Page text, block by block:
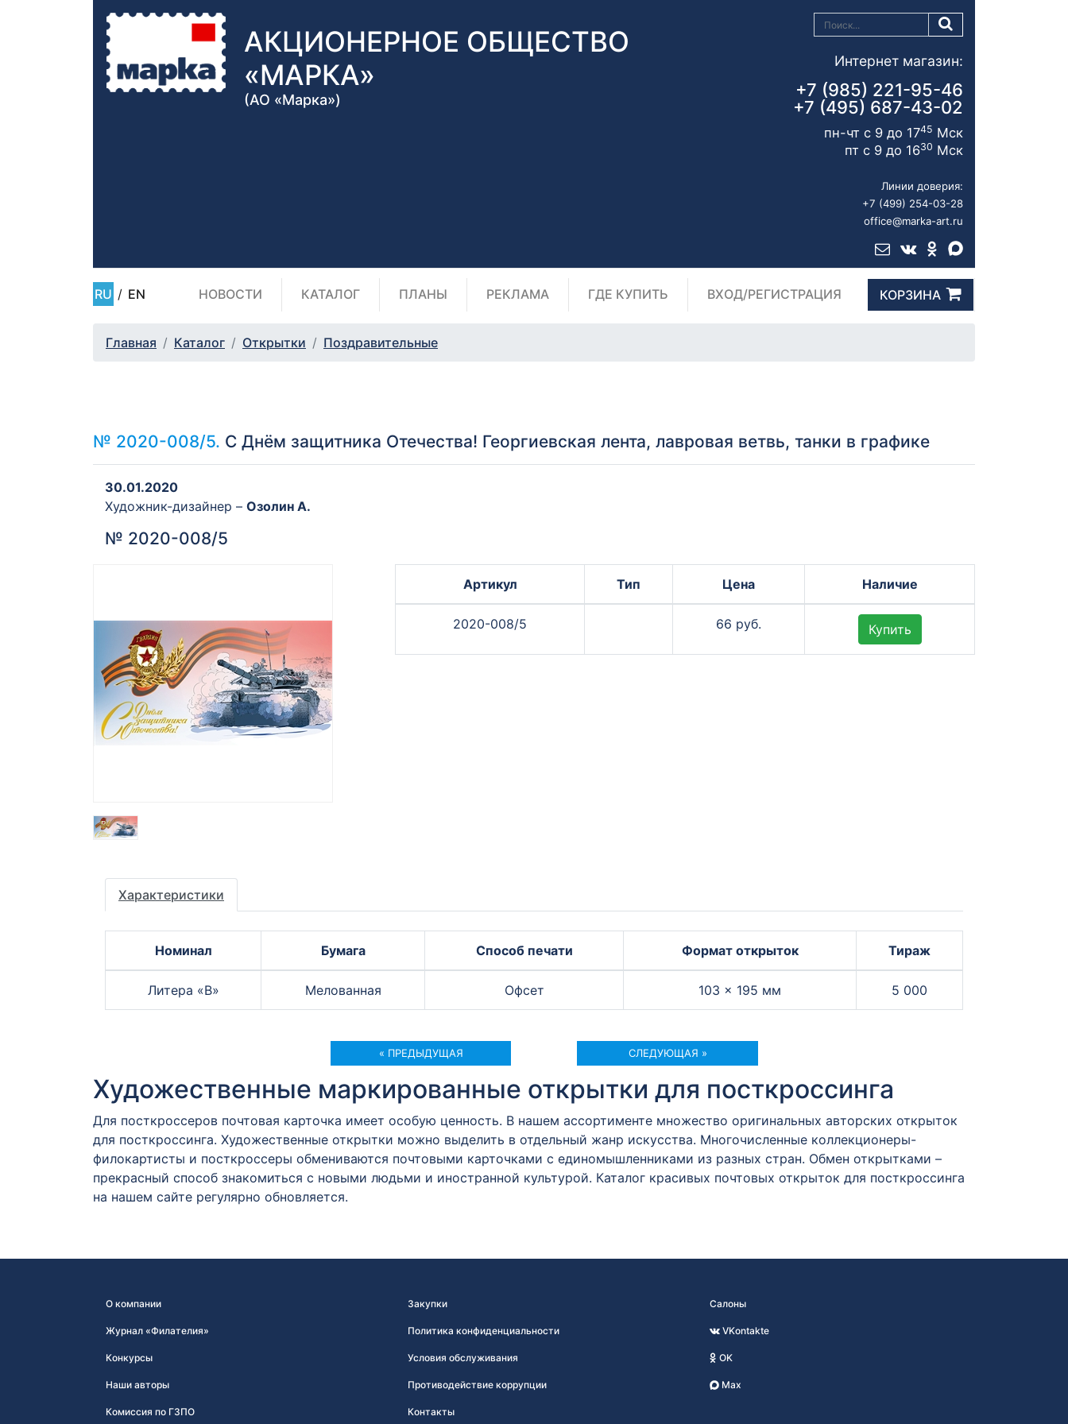
АКЦИОНЕРНОЕ ОБЩЕСТВО
«МАРКА»
(АО «Марка»)
Интернет магазин:
+7 (985) 221-95-46
+7 (495) 687-43-02
пн-чт с 9 до 1745 Мск
пт с 9 до 1630 Мск
Линии доверия:
+7 (499) 254-03-28
office@marka-art.ru
RU / EN НОВОСТИ КАТАЛОГ ПЛАНЫ РЕКЛАМА ГДЕ КУПИТЬ ВХОД/РЕГИСТРАЦИЯ КОРЗИНА
Главная Каталог Открытки Поздравительные
№ 2020-008/5. С Днём защитника Отечества! Георгиевская лента, лавровая ветвь, танки в графике
30.01.2020
Художник-дизайнер – Озолин А.
№ 2020-008/5
Артикул Тип Цена Наличие
2020-008/5 66 руб. Купить
Характеристики
Номинал Бумага Способ печати Формат открыток Тираж
Литера «B» Мелованная Офсет 103 × 195 мм 5 000
« ПРЕДЫДУЩАЯ СЛЕДУЮЩАЯ »
Художественные маркированные открытки для посткроссинга
Для посткроссеров почтовая карточка имеет особую ценность. В нашем ассортименте множество оригинальных авторских открыток
для посткроссинга. Художественные открытки можно выделить в отдельный жанр искусства. Многочисленные коллекционеры-
филокартисты и посткроссеры обмениваются почтовыми карточками с единомышленниками из разных стран. Обмен открытками –
прекрасный способ знакомиться с новыми людьми и иностранной культурой. Каталог красивых почтовых открыток для посткроссинга
на нашем сайте регулярно обновляется.
О компании
Журнал «Филателия»
Конкурсы
Наши авторы
Комиссия по ГЗПО
Закупки
Политика конфиденциальности
Условия обслуживания
Противодействие коррупции
Контакты
Салоны
VKontakte
OK
Max